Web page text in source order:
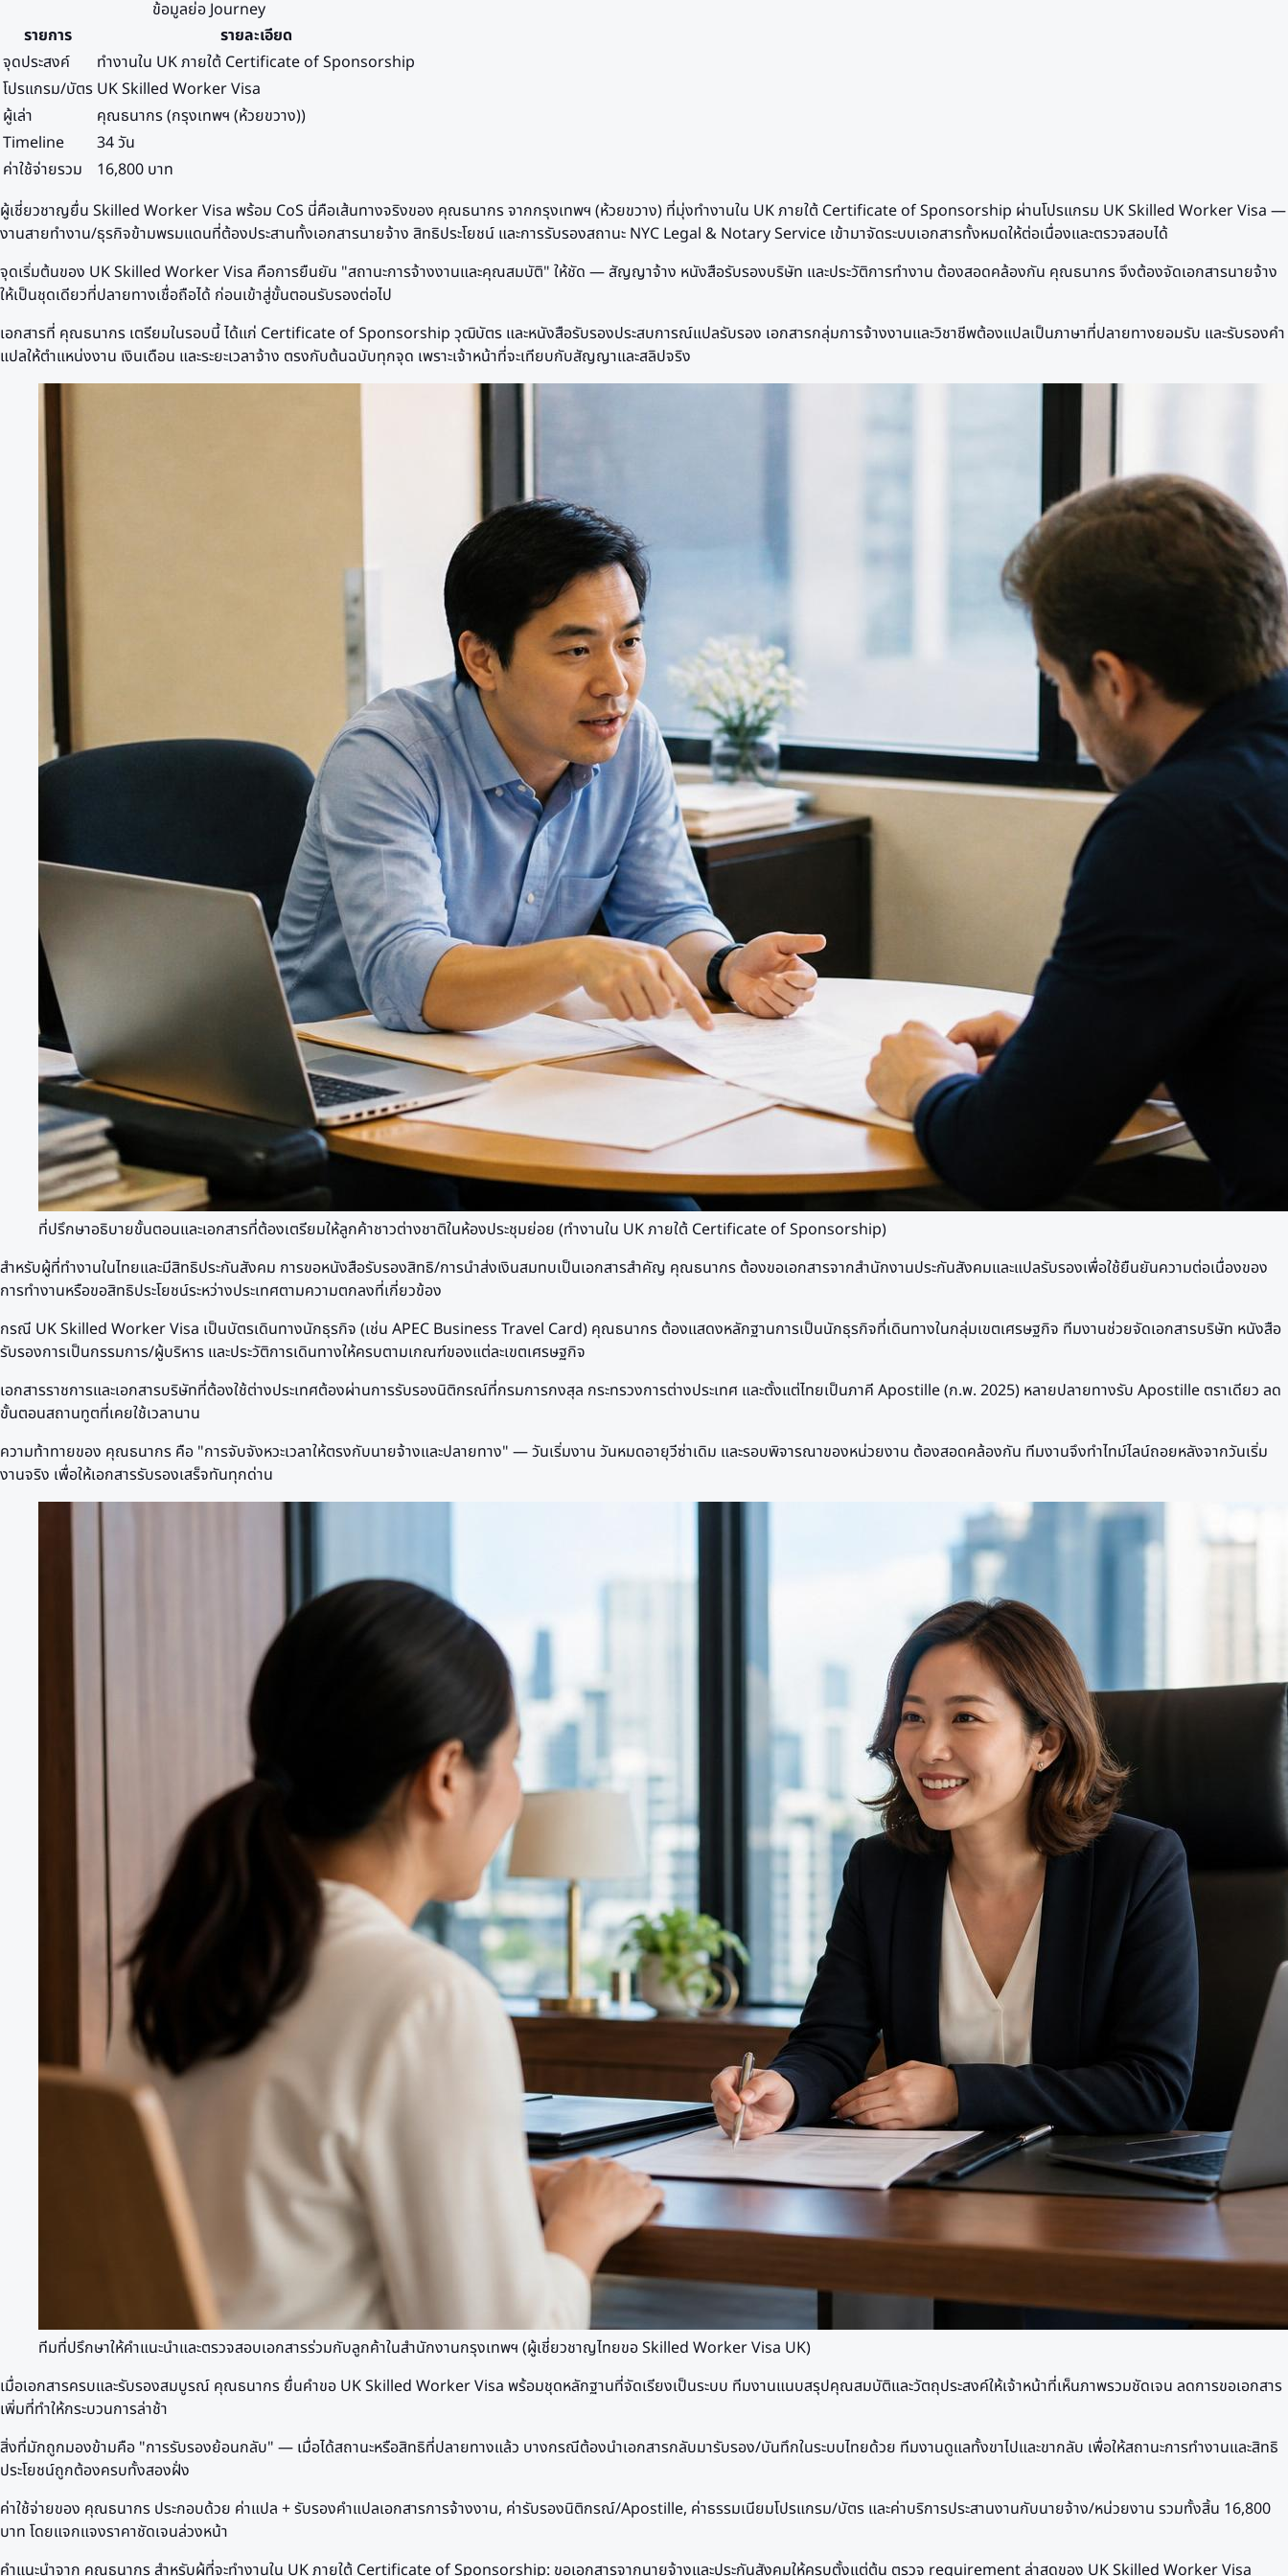
ข้อมูลย่อ Journey
รายการ
รายละเอียด
จุดประสงค์
ทำงานใน UK ภายใต้ Certificate of Sponsorship
โปรแกรม/บัตร UK Skilled Worker Visa
ผู้เล่า
คุณธนากร (กรุงเทพฯ (ห้วยขวาง))
Timeline
34 วัน
ค่าใช้จ่ายรวม
16,800 บาท
ผู้เชี่ยวชาญยื่น Skilled Worker Visa พร้อม CoS นี่คือเส้นทางจริงของ คุณธนากร จากกรุงเทพฯ (ห้วยขวาง) ที่มุ่งทำงานใน UK ภายใต้ Certificate of Sponsorship ผ่านโปรแกรม UK Skilled Worker Visa —
งานสายทำงาน/ธุรกิจข้ามพรมแดนที่ต้องประสานทั้งเอกสารนายจ้าง สิทธิประโยชน์ และการรับรองสถานะ NYC Legal & Notary Service เข้ามาจัดระบบเอกสารทั้งหมดให้ต่อเนื่องและตรวจสอบได้
จุดเริ่มต้นของ UK Skilled Worker Visa คือการยืนยัน "สถานะการจ้างงานและคุณสมบัติ" ให้ชัด — สัญญาจ้าง หนังสือรับรองบริษัท และประวัติการทำงาน ต้องสอดคล้องกัน คุณธนากร จึงต้องจัดเอกสารนายจ้าง
ให้เป็นชุดเดียวที่ปลายทางเชื่อถือได้ ก่อนเข้าสู่ขั้นตอนรับรองต่อไป
เอกสารที่ คุณธนากร เตรียมในรอบนี้ ได้แก่ Certificate of Sponsorship วุฒิบัตร และหนังสือรับรองประสบการณ์แปลรับรอง เอกสารกลุ่มการจ้างงานและวิชาชีพต้องแปลเป็นภาษาที่ปลายทางยอมรับ และรับรองคำ
แปลให้ตำแหน่งงาน เงินเดือน และระยะเวลาจ้าง ตรงกับต้นฉบับทุกจุด เพราะเจ้าหน้าที่จะเทียบกับสัญญาและสลิปจริง
ที่ปรึกษาอธิบายขั้นตอนและเอกสารที่ต้องเตรียมให้ลูกค้าชาวต่างชาติในห้องประชุมย่อย (ทำงานใน UK ภายใต้ Certificate of Sponsorship)
สำหรับผู้ที่ทำงานในไทยและมีสิทธิประกันสังคม การขอหนังสือรับรองสิทธิ/การนำส่งเงินสมทบเป็นเอกสารสำคัญ คุณธนากร ต้องขอเอกสารจากสำนักงานประกันสังคมและแปลรับรองเพื่อใช้ยืนยันความต่อเนื่องของ
การทำงานหรือขอสิทธิประโยชน์ระหว่างประเทศตามความตกลงที่เกี่ยวข้อง
กรณี UK Skilled Worker Visa เป็นบัตรเดินทางนักธุรกิจ (เช่น APEC Business Travel Card) คุณธนากร ต้องแสดงหลักฐานการเป็นนักธุรกิจที่เดินทางในกลุ่มเขตเศรษฐกิจ ทีมงานช่วยจัดเอกสารบริษัท หนังสือ
รับรองการเป็นกรรมการ/ผู้บริหาร และประวัติการเดินทางให้ครบตามเกณฑ์ของแต่ละเขตเศรษฐกิจ
เอกสารราชการและเอกสารบริษัทที่ต้องใช้ต่างประเทศต้องผ่านการรับรองนิติกรณ์ที่กรมการกงสุล กระทรวงการต่างประเทศ และตั้งแต่ไทยเป็นภาคี Apostille (ก.พ. 2025) หลายปลายทางรับ Apostille ตราเดียว ลด
ขั้นตอนสถานทูตที่เคยใช้เวลานาน
ความท้าทายของ คุณธนากร คือ "การจับจังหวะเวลาให้ตรงกับนายจ้างและปลายทาง" — วันเริ่มงาน วันหมดอายุวีซ่าเดิม และรอบพิจารณาของหน่วยงาน ต้องสอดคล้องกัน ทีมงานจึงทำไทม์ไลน์ถอยหลังจากวันเริ่ม
งานจริง เพื่อให้เอกสารรับรองเสร็จทันทุกด่าน
ทีมที่ปรึกษาให้คำแนะนำและตรวจสอบเอกสารร่วมกับลูกค้าในสำนักงานกรุงเทพฯ (ผู้เชี่ยวชาญไทยขอ Skilled Worker Visa UK)
เมื่อเอกสารครบและรับรองสมบูรณ์ คุณธนากร ยื่นคำขอ UK Skilled Worker Visa พร้อมชุดหลักฐานที่จัดเรียงเป็นระบบ ทีมงานแนบสรุปคุณสมบัติและวัตถุประสงค์ให้เจ้าหน้าที่เห็นภาพรวมชัดเจน ลดการขอเอกสาร
เพิ่มที่ทำให้กระบวนการล่าช้า
สิ่งที่มักถูกมองข้ามคือ "การรับรองย้อนกลับ" — เมื่อได้สถานะหรือสิทธิที่ปลายทางแล้ว บางกรณีต้องนำเอกสารกลับมารับรอง/บันทึกในระบบไทยด้วย ทีมงานดูแลทั้งขาไปและขากลับ เพื่อให้สถานะการทำงานและสิทธิ
ประโยชน์ถูกต้องครบทั้งสองฝั่ง
ค่าใช้จ่ายของ คุณธนากร ประกอบด้วย ค่าแปล + รับรองคำแปลเอกสารการจ้างงาน, ค่ารับรองนิติกรณ์/Apostille, ค่าธรรมเนียมโปรแกรม/บัตร และค่าบริการประสานงานกับนายจ้าง/หน่วยงาน รวมทั้งสิ้น 16,800
บาท โดยแจกแจงราคาชัดเจนล่วงหน้า
คำแนะนำจาก คุณธนากร สำหรับผู้ที่จะทำงานใน UK ภายใต้ Certificate of Sponsorship: ขอเอกสารจากนายจ้างและประกันสังคมให้ครบตั้งแต่ต้น ตรวจ requirement ล่าสุดของ UK Skilled Worker Visa